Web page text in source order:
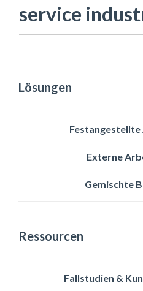
service
Lösungen
Externe
Gemischte
Ressourcen
Fallstudien &